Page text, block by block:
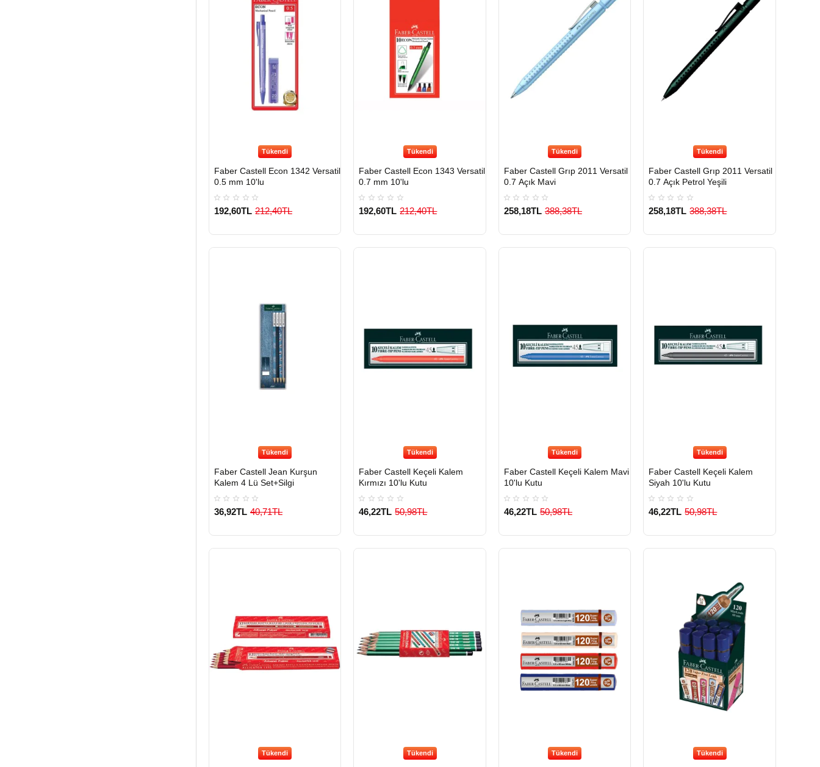
Tükendi
Faber Castell Econ 1342 Versatil
0.5 mm 10'lu
192,60TL 212,40TL
Tükendi
Faber Castell Econ 1343 Versatil
0.7 mm 10'lu
192,60TL 212,40TL
Tükendi
Faber Castell Grıp 2011 Versatil
0.7 Açık Mavi
258,18TL 388,38TL
Tükendi
Faber Castell Grıp 2011 Versatil
0.7 Açık Petrol Yeşili
258,18TL 388,38TL
Tükendi
Faber Castell Jean Kurşun
Kalem 4 Lü Set+Silgi
36,92TL 40,71TL
Tükendi
Faber Castell Keçeli Kalem
Kırmızı 10'lu Kutu
46,22TL 50,98TL
Tükendi
Faber Castell Keçeli Kalem Mavi
10'lu Kutu
46,22TL 50,98TL
Tükendi
Faber Castell Keçeli Kalem
Siyah 10'lu Kutu
46,22TL 50,98TL
Tükendi Tükendi Tükendi Tükendi